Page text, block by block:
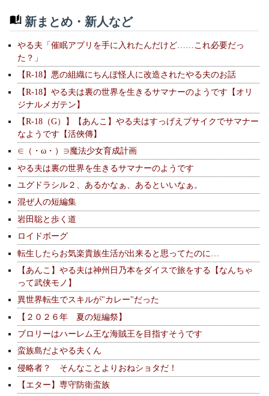
新まとめ・新人など
やる夫「催眠アプリを手に入れたんだけど……これ必要だっ
た？」
【R-18】悪の組織にちんぽ怪人に改造されたやる夫のお話
【R-18】やる夫は裏の世界を生きるサマナーのようです【オリ
ジナルメガテン】
【R-18（G）】【あんこ】やる夫はすっげえブサイクでサマナー
なようです【活俠傳】
∈（・ω・）∋魔法少女育成計画
やる夫は裏の世界を生きるサマナーのようです
ユグドラシル２、あるかなぁ、あるといいなぁ。
混ぜ人の短編集
岩田聡と歩く道
ロイドボーグ
転生したらお気楽貴族生活が出来ると思ってたのに…
【あんこ】やる夫は神州日乃本をダイスで旅をする【なんちゃ
って武侠モノ】
異世界転生でスキルが"カレー"だった
【２０２６年 夏の短編祭】
ブロリーはハーレム王な海賊王を目指すそうです
蛮族島だよやる夫くん
侵略者？ そんなことよりおねショタだ！
【エター】専守防衛蛮族